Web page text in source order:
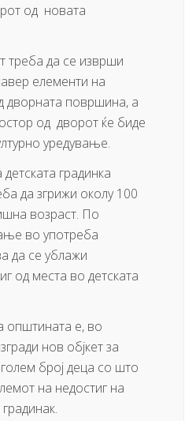
од новата
треба да се изврши
елементи на
дворната површина, а
од дворот ќе биде
уредување.
градинка
да згрижи околу 100
возраст. По
во употреба
да се ублажи
од места во детската
општината е, во
нов објкет за
број деца со што
на недостиг на